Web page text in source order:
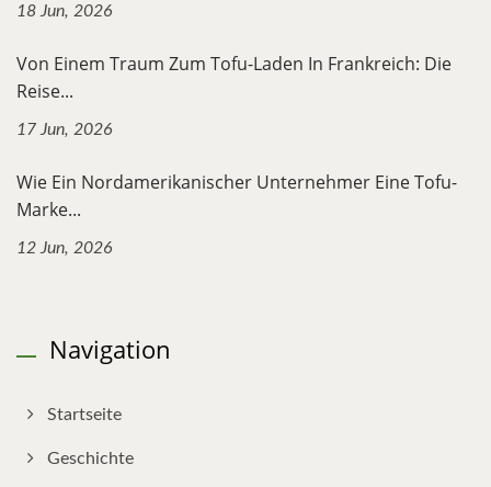
18 Jun, 2026
Von Einem Traum Zum Tofu-Laden In Frankreich: Die
Reise...
17 Jun, 2026
Wie Ein Nordamerikanischer Unternehmer Eine Tofu-
Marke...
12 Jun, 2026
Navigation
Startseite
Geschichte